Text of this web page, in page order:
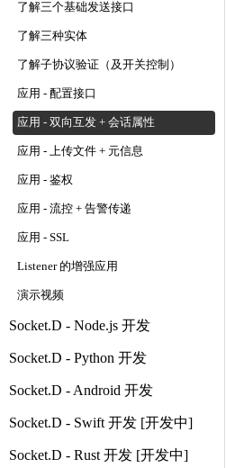
了解三个基础发送接口
了解三种实体
了解子协议验证（及开关控制）
应用 - 配置接口
应用 - 双向互发 + 会话属性
应用 - 上传文件 + 元信息
应用 - 鉴权
应用 - 流控 + 告警传递
应用 - SSL
Listener 的增强应用
演示视频
Socket.D - Node.js 开发
Socket.D - Python 开发
Socket.D - Android 开发
Socket.D - Swift 开发 [开发中]
Socket.D - Rust 开发 [开发中]